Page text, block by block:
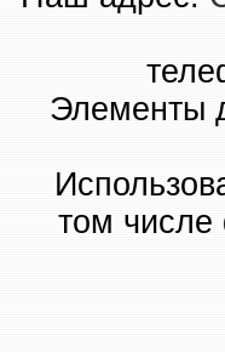
Элементы
том